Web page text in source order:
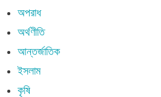
অপরাধ
অর্থণীতি
আন্তর্জাতিক
ইসলাম
কৃষি